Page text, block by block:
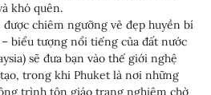
khó quên.
chiêm ngưỡng vẻ đẹp huyền bí
biểu tượng nổi tiếng của đất nước
sẽ đưa bạn vào thế giới nghệ
trong khi Phuket là nơi những
trình tôn giáo trang nghiêm chờ